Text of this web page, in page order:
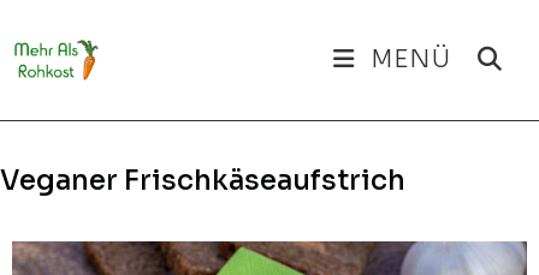
Inhalt
springen
MENÜ
Veganer Frischkäseaufstrich